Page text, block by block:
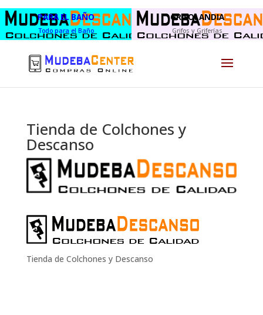
PARA EL BAÑO
Todo para el Baño
GRIFOLANDIA
Grifos y Griferías
Tienda de Colchones y
Descanso
Tienda de Colchones y Descanso